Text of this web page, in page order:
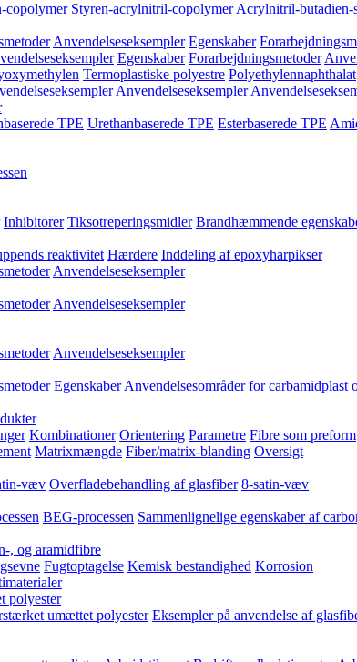
copolymer Styren-acrylnitril-copolymer Acrylnitril-butadien-
Anvendelseseksempler Egenskaber
Egenskaber Forarbejdningsmetoder
Termoplastiske polyestre Polyethylennaphthalat
Anvendelseseksempler
TPE Urethanbaserede TPE Esterbaserede TPE
Inhibitorer Tiksotreperingsmidler Brandhæmmende
reaktivitet Hærdere Inddeling af epoxyharpikser
Anvendelseseksempler
Anvendelseseksempler
Anvendelseseksempler
Egenskaber Anvendelsesområder for carbamidplast
Kombinationer Orientering Parametre Fibre som preform
Matrixmængde Fiber/matrix-blanding Oversigt
væv Overfladebehandling af glasfiber 8-satin-væv
BEG-processen Sammenlignelige egenskaber af
, og aramidfibre
Fugtoptagelse Kemisk bestandighed Korrosion
polyester
umættet polyester Eksempler på anvendelse af